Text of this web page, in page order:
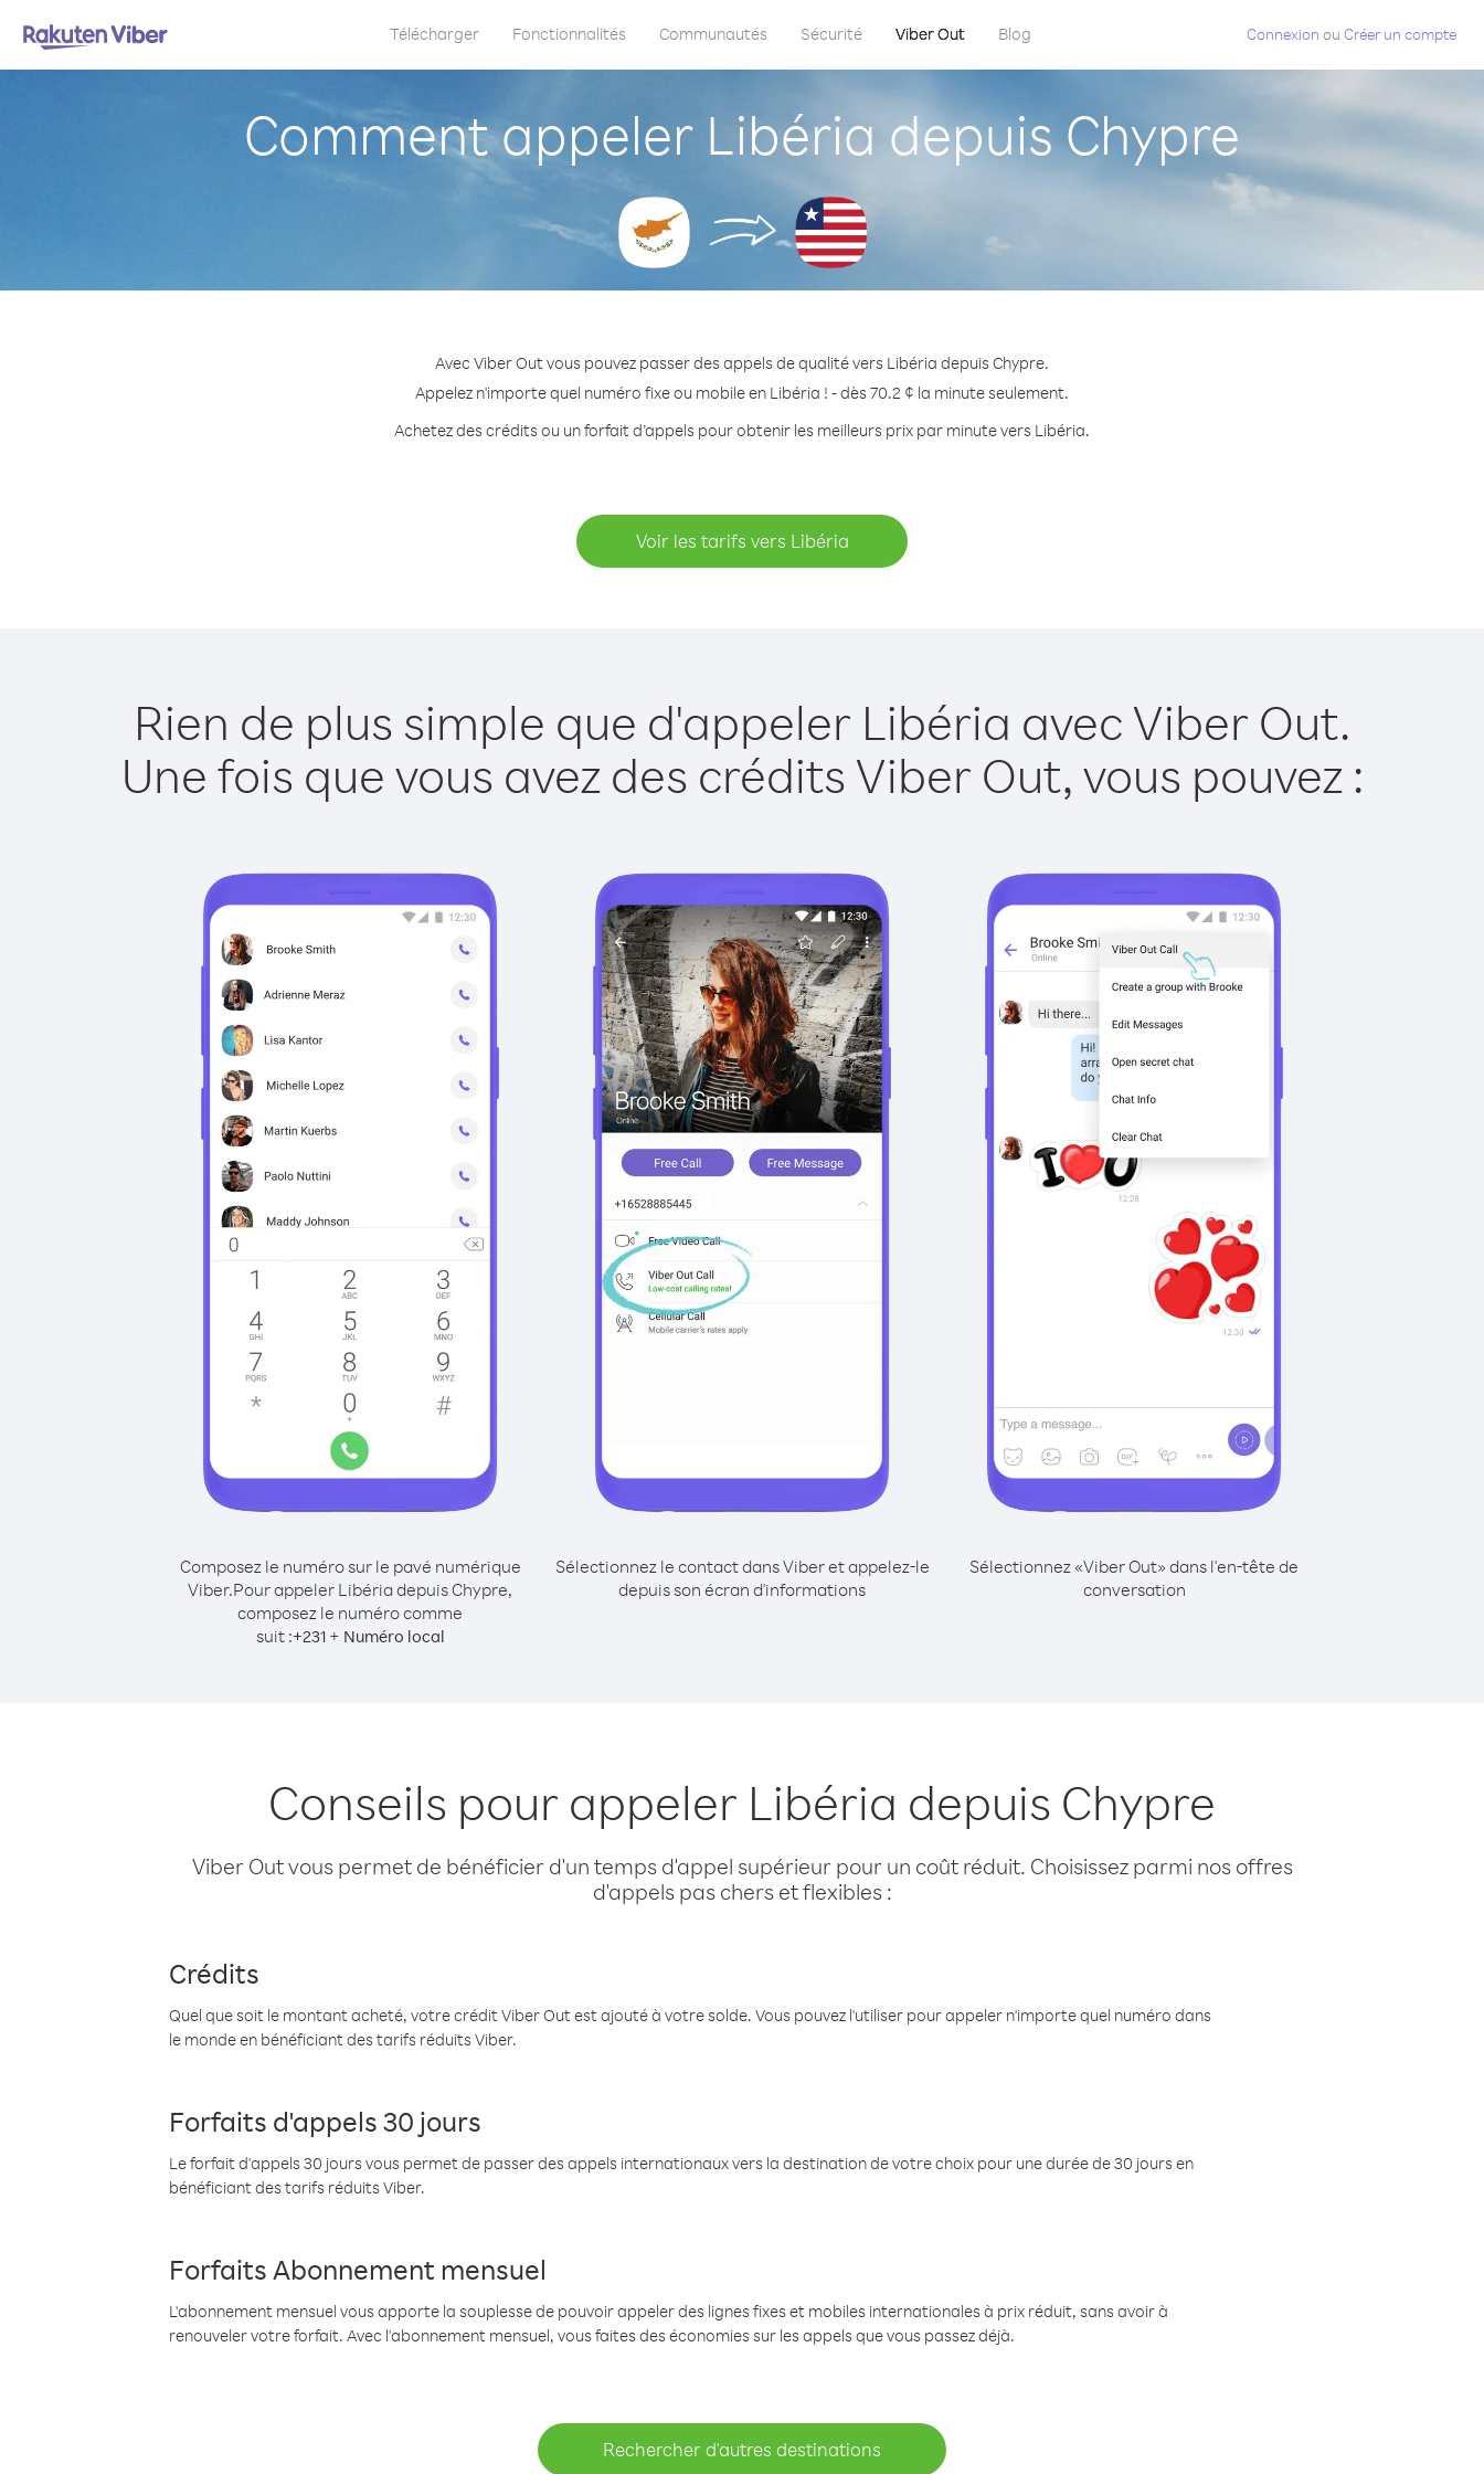
Télécharger Fonctionnalités Communautés Sécurité Viber Out Blog Connexion ou Créer un compte
Comment appeler Libéria depuis Chypre
Avec Viber Out vous pouvez passer des appels de qualité vers Libéria depuis Chypre.
Appelez n'importe quel numéro fixe ou mobile en Libéria ! - dès 70.2 ¢ la minute seulement.
Achetez des crédits ou un forfait d’appels pour obtenir les meilleurs prix par minute vers Libéria.
Voir les tarifs vers Libéria
Rien de plus simple que d'appeler Libéria avec Viber Out.
Une fois que vous avez des crédits Viber Out, vous pouvez :
Composez le numéro sur le pavé numérique
Viber.Pour appeler Libéria depuis Chypre,
composez le numéro comme
suit :+231+ Numéro local
Sélectionnez le contact dans Viber et appelez-le
depuis son écran d'informations
Sélectionnez «Viber Out» dans l'en-tête de
conversation
Conseils pour appeler Libéria depuis Chypre
Viber Out vous permet de bénéficier d'un temps d'appel supérieur pour un coût réduit. Choisissez parmi nos offres
d'appels pas chers et flexibles :
Crédits
Quel que soit le montant acheté, votre crédit Viber Out est ajouté à votre solde. Vous pouvez l'utiliser pour appeler n'importe quel numéro dans
le monde en bénéficiant des tarifs réduits Viber.
Forfaits d'appels 30 jours
Le forfait d'appels 30 jours vous permet de passer des appels internationaux vers la destination de votre choix pour une durée de 30 jours en
bénéficiant des tarifs réduits Viber.
Forfaits Abonnement mensuel
L'abonnement mensuel vous apporte la souplesse de pouvoir appeler des lignes fixes et mobiles internationales à prix réduit, sans avoir à
renouveler votre forfait. Avec l'abonnement mensuel, vous faites des économies sur les appels que vous passez déjà.
Rechercher d'autres destinations